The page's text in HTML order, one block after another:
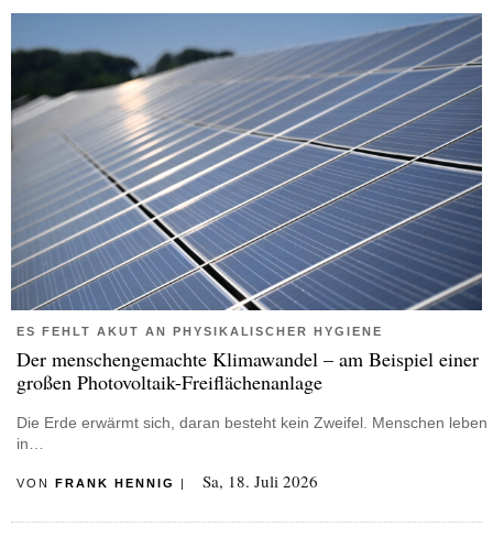
ES FEHLT AKUT AN PHYSIKALISCHER HYGIENE
Der menschengemachte Klimawandel – am Beispiel einer
großen Photovoltaik-Freiflächenanlage
Die Erde erwärmt sich, daran besteht kein Zweifel. Menschen leben
in…
VON FRANK HENNIG Sa, 18. Juli 2026